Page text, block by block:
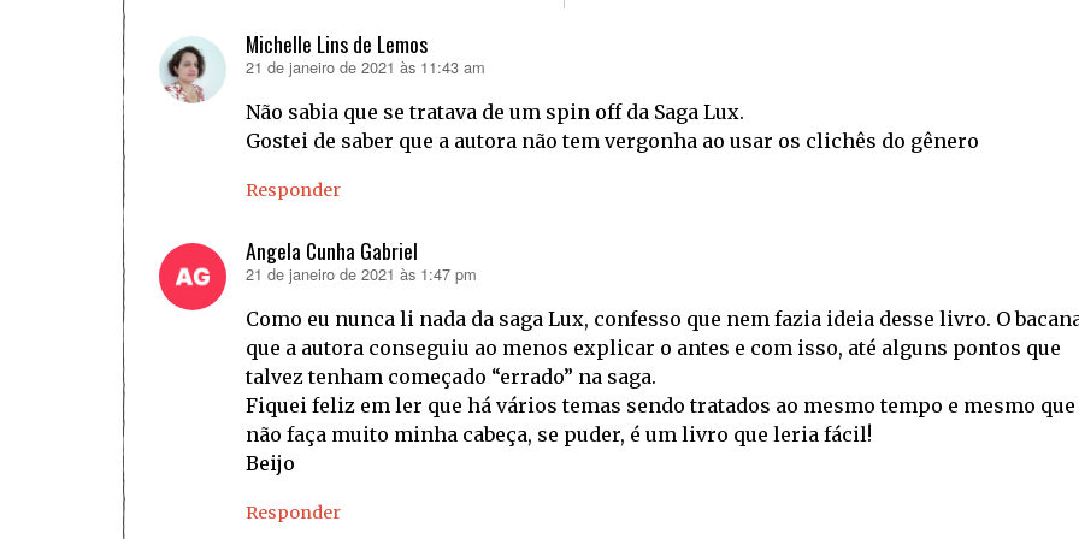
Michelle Lins de Lemos
disse:
21 de janeiro de 2021 às 11:43 am
Não sabia que se tratava de um spin off da Saga Lux.
Gostei de saber que a autora não tem vergonha ao usar os clichês do gênero
Responder
Angela Cunha Gabriel
disse:
21 de janeiro de 2021 às 1:47 pm
Como eu nunca li nada da saga Lux, confesso que nem fazia ideia desse livro. O
que a autora conseguiu ao menos explicar o antes e com isso, até alguns pontos que
talvez tenham começado “errado” na saga.
Fiquei feliz em ler que há vários temas sendo tratados ao mesmo tempo e mesmo que
não faça muito minha cabeça, se puder, é um livro que leria fácil!
Beijo
Responder